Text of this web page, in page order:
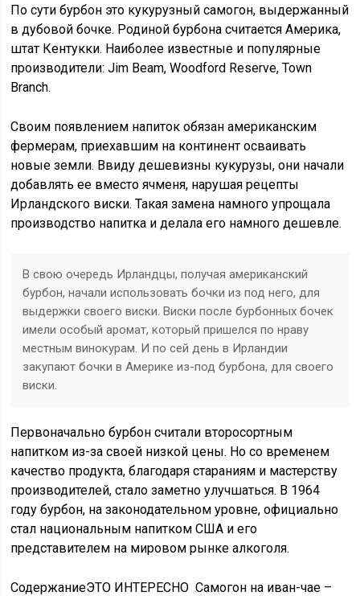
По сути бурбон это кукурузный самогон, выдержанный
в дубовой бочке. Родиной бурбона считается Америка,
штат Кентукки. Наиболее известные и популярные
производители: Jim Beam, Woodford Reserve, Town
Branch.
Своим появлением напиток обязан американским
фермерам, приехавшим на континент осваивать
новые земли. Ввиду дешевизны кукурузы, они начали
добавлять ее вместо ячменя, нарушая рецепты
Ирландского виски. Такая замена намного упрощала
производство напитка и делала его намного дешевле.
В свою очередь Ирландцы, получая американский
бурбон, начали использовать бочки из под него, для
выдержки своего виски. Виски после бурбонных бочек
имели особый аромат, который пришелся по нраву
местным винокурам. И по сей день в Ирландии
закупают бочки в Америке из-под бурбона, для своего
виски.
Первоначально бурбон считали второсортным
напитком из-за своей низкой цены. Но со временем
качество продукта, благодаря стараниям и мастерству
производителей, стало заметно улучшаться. В 1964
году бурбон, на законодательном уровне, официально
стал национальным напитком США и его
представителем на мировом рынке алкоголя.
СодержаниеЭТО ИНТЕРЕСНО Самогон на иван-чае –